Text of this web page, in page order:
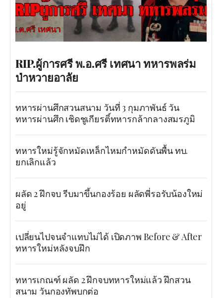
RIP.ผู้การศรี พ.อ.ศรี เทศนา ทหารพลร่ม
ป่าหวายอาลัย
ทหารผ่านศึกสวนสนาม วันที่ 3 กุมภาพันธ์ วัน
ทหารผ่านศึก เชิดชูเกียรติ์ทหารกล้ากลางสมรภูมิ
ทหารใหม่รู้จักหมัดเหล็กไหมกำหมัดดันพื้น ทบ.
ยกเลิกแล้ว
ผลัด 2 ฝึกจบ รีบมาขึ้นกองร้อย ผลัดพี่รอรับน้องใหม่
อยู่
เปลี่ยนไปจนจำแทบไม่ได้ เปิดภาพ Before & After
ทหารใหม่หลังจบฝึก
ทหารเกณฑ์ ผลัด 2 ฝึกจบทหารใหม่แล้ว ฝึกสวน
สนาม วันกองทัพบกต่อ